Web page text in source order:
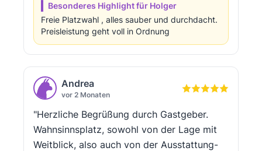
Besonderes Highlight für Holger
Freie Platzwahl , alles sauber und durchdacht.
Preisleistung geht voll in Ordnung
Andrea
vor 2 Monaten
"Herzliche Begrüßung durch Gastgeber.
Wahnsinnsplatz, sowohl von der Lage mit
Weitblick, also auch von der Ausstattung-